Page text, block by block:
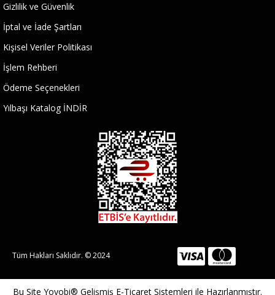
Gizlilik ve Güvenlik
İptal ve İade Şartları
Kişisel Veriler Politikası
İşlem Rehberi
Ödeme Seçenekleri
Yılbaşı Katalog İNDİR
Tüm Hakları Saklıdır. © 2024
Bu Site Yoyobi® Gelişmiş E-Ticaret Sistemleri ile Hazırlanmıştır.